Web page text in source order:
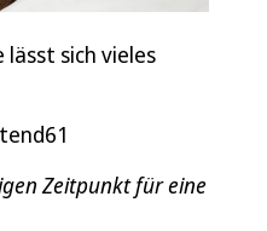
sich vieles
Zeitpunkt für eine